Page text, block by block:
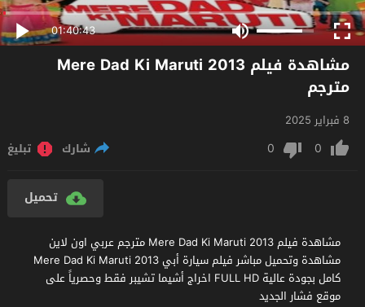
01:40:43
مشاهدة فيلم Mere Dad Ki Maruti 2013
مترجم
8 فبراير 2025
0
0 شارك تبليغ
تحميل
مشاهدة فيلم Mere Dad Ki Maruti 2013 مترجم عربي اون لاين
مشاهدة وتحميل مباشر فيلم سيارة أبي Mere Dad Ki Maruti 2013
كامل بجودة عالية FULL HD اخراج أشيما تشيبر فقط وحصرياً على
موقع فشار الجديد